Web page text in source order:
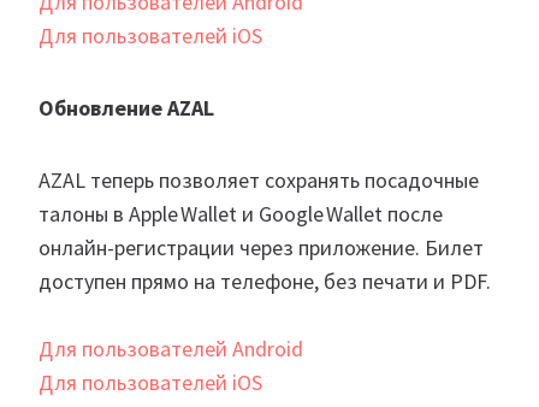
Для пользователей iOS
Обновление AZAL
AZAL теперь позволяет сохранять посадочные
талоны в Apple Wallet и Google Wallet после
онлайн-регистрации через приложение. Билет
доступен прямо на телефоне, без печати и PDF.
Для пользователей Android
Для пользователей iOS